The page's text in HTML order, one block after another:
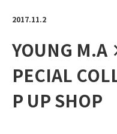
2017.11.2
YOUNG M.A
PECIAL
P UP SHOP